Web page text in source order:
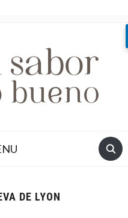
DE LYON